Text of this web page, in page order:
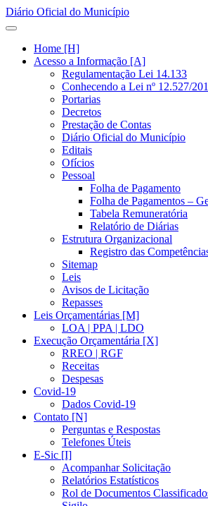
Diário Oficial do Município
Home [H]
Acesso a Informação [A]
Regulamentação Lei 14.133
Conhecendo a Lei nº 12.527/
Portarias
Decretos
Prestação de Contas
Diário Oficial do Município
Editais
Ofícios
Pessoal
Folha de Pagamento
Folha de Pagamentos –
Tabela Remuneratória
Relatório de Diárias
Estrutura Organizacional
Registro das
Sitemap
Leis
Avisos de Licitação
Repasses
Leis Orçamentárias [M]
LOA | PPA | LDO
Execução Orçamentária [X]
RREO | RGF
Receitas
Despesas
Covid-19
Dados Covid-19
Contato [N]
Perguntas e Respostas
Telefones Úteis
E-Sic [I]
Acompanhar Solicitação
Relatórios Estatísticos
Rol de Documentos